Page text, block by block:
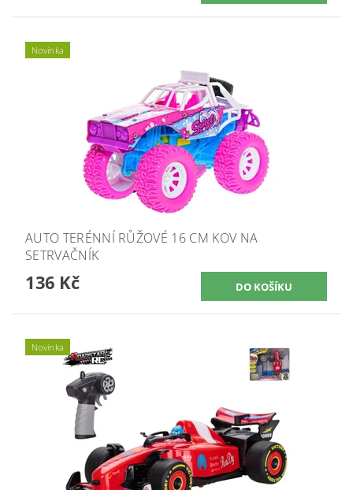
Novinka
AUTO TERÉNNÍ RŮŽOVÉ 16 CM KOV NA
SETRVAČNÍK
136 Kč
Novinka